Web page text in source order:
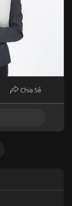
Chia Sẻ